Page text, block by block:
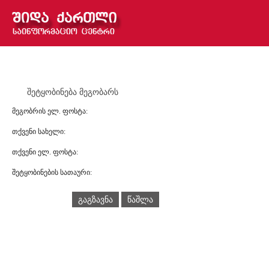
შეტყობინება მეგობარს
მეგობრის ელ. ფოსტა:
თქვენი სახელი:
თქვენი ელ. ფოსტა:
შეტყობინების სათაური:
გაგზავნა წაშლა